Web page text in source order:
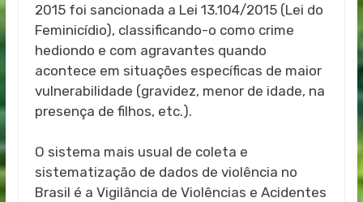
2015 foi sancionada a Lei 13.104/2015 (Lei do
Feminicídio), classificando-o como crime
hediondo e com agravantes quando
acontece em situações específicas de maior
vulnerabilidade (gravidez, menor de idade, na
presença de filhos, etc.).
O sistema mais usual de coleta e
sistematização de dados de violência no
Brasil é a Vigilância de Violências e Acidentes